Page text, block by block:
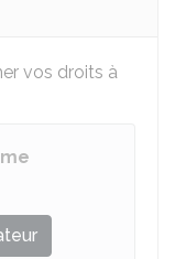
vos droits à